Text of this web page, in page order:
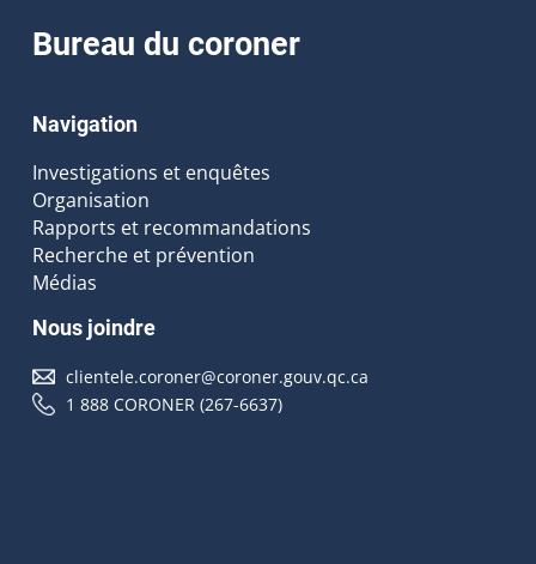
Bureau du coroner
Navigation
Investigations et enquêtes
Organisation
Rapports et recommandations
Recherche et prévention
Médias
Nous joindre
clientele.coroner@coroner.gouv.qc.ca
1 888 CORONER (267-6637)